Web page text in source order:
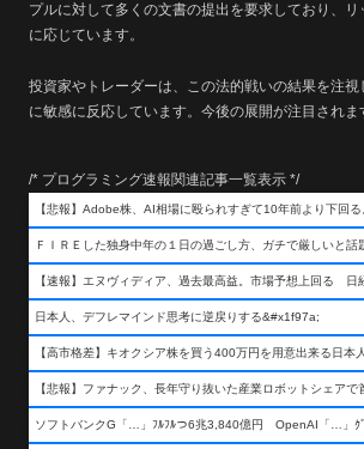
プルに対して多くの文書の提出を要求しており、
に応じています。
投資家やトレーダーは、この法的戦いの結果を注視
に敏感に反応しています。今後の展開が注目されま
/* プログラミング速報関連記事一覧表示 */
【悲報】Adobe株、AI相場に殴られすぎて10年前より下回
ＦＩＲＥした独身中年の１日の過ごし方、ガチで厳しいと話
【速報】エヌヴィディア、過去最高益。市場予想上回る 日
日本人、デフレマインド思考に逆戻りする&#x1f97a;
ソフトバンクG「…」ﾌﾙﾌﾙつ6兆3,840億円 OpenAI「…」ｸﾞ